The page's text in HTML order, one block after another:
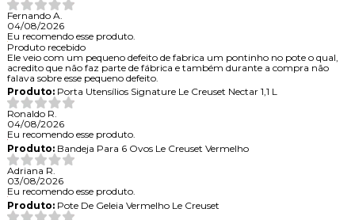
Fernando A.
04/08/2026
Eu recomendo esse produto.
Produto recebido
Ele veio com um pequeno defeito de fabrica um pontinho no pote o qual,
acredito que não faz parte de fábrica e também durante a compra não
falava sobre esse pequeno defeito.
Produto:Porta Utensílios Signature Le Creuset Nectar 1,1 L
Ronaldo R.
04/08/2026
Eu recomendo esse produto.
Produto:Bandeja Para 6 Ovos Le Creuset Vermelho
Adriana R.
03/08/2026
Eu recomendo esse produto.
Produto:Pote De Geleia Vermelho Le Creuset